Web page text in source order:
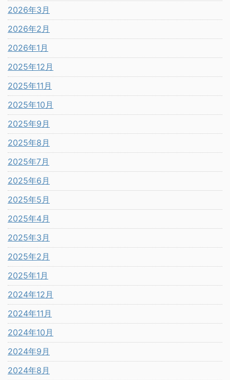
2026年3月
2026年2月
2026年1月
2025年12月
2025年11月
2025年10月
2025年9月
2025年8月
2025年7月
2025年6月
2025年5月
2025年4月
2025年3月
2025年2月
2025年1月
2024年12月
2024年11月
2024年10月
2024年9月
2024年8月